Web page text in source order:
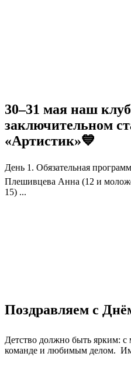
30–31 мая наш
заключительном
«Артистик»💙
День 1. Обязательная
Плешивцева Анна (12 и
15) ...
Поздравляем с
Детство должно быть ярким:
команде и любимым делом.